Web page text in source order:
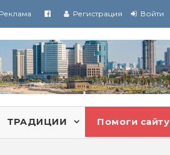
Реклама Регистрация Войти
ТРАДИЦИИ Помоги сайту